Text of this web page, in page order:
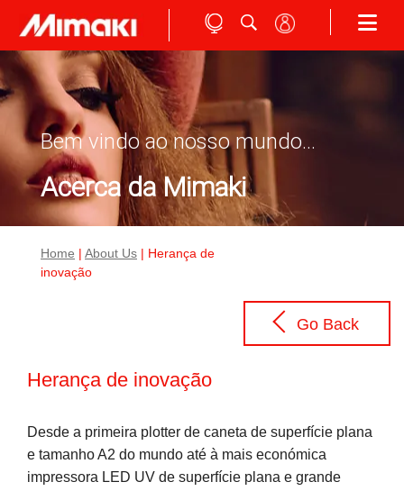
Bem vindo ao nosso mundo...
Acerca da Mimaki
Home About Us | Herança de
inovação
Go Back
Herança de inovação
Desde a primeira plotter de caneta de superfície plana
e tamanho A2 do mundo até à mais económica
impressora LED UV de superfície plana e grande